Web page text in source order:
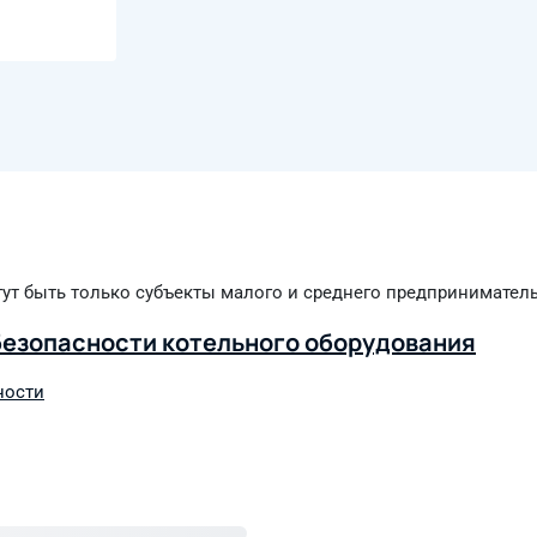
быть только субъекты малого и среднего
котельного оборудования